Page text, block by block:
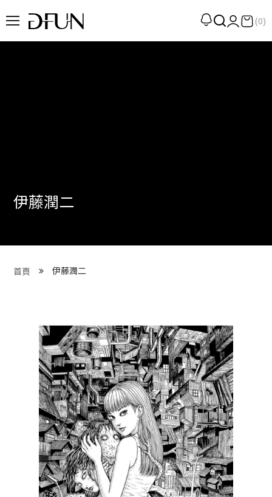
展
們 About DFUN
藏 Cover Archives
團 Square Rich
們 Contact Us
(0)
伊藤潤二
首頁 伊藤潤二